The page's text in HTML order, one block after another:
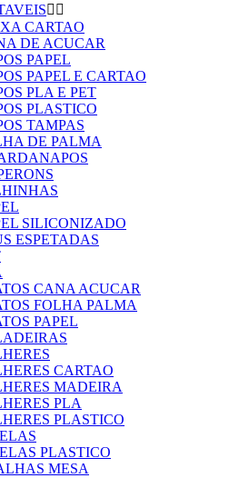
 
CARTAO
DE ACUCAR
PAPEL
PAPEL E CARTAO
PLA E PET
PLASTICO
TAMPAS
DE PALMA
SILICONIZADO
ESPETADAS
CANA ACUCAR
FOLHA PALMA
PAPEL
CARTAO
MADEIRA
PLA
PLASTICO
PLASTICO
MESA